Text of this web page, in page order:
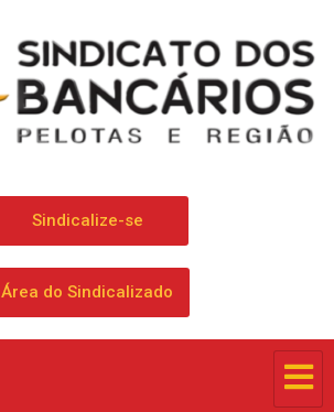
Sindicalize-se
Área do Sindicalizado